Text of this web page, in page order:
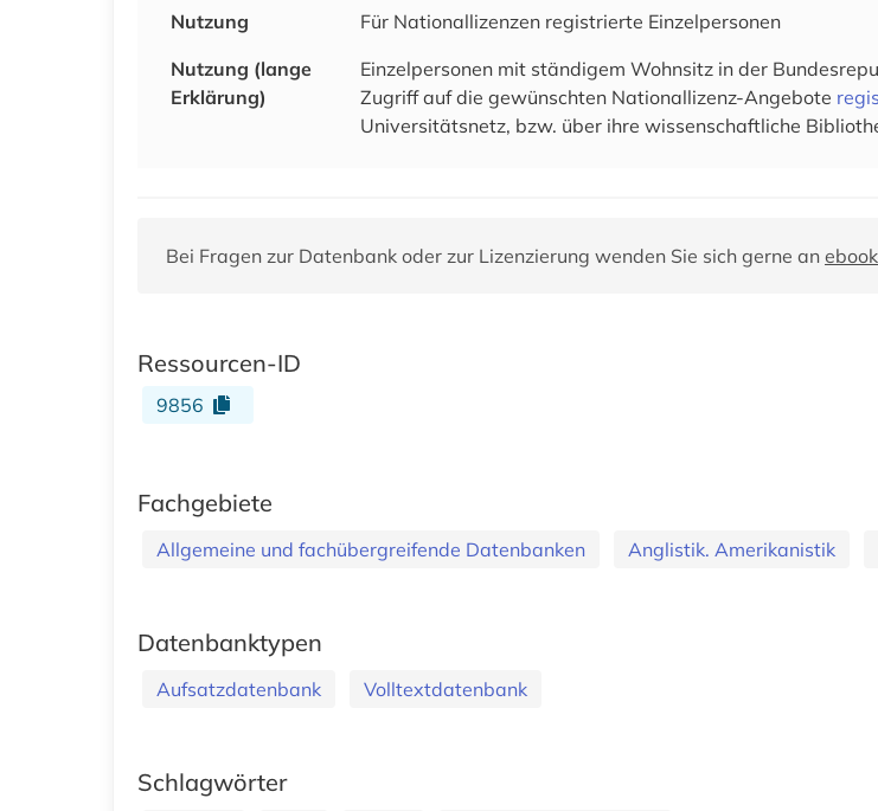
Nutzung
Für Nationallizenzen registrierte Einzelpersonen
Nutzung (lange
Erklärung)
Einzelpersonen mit ständigem Wohnsitz in der
Zugriff auf die gewünschten Nationallizenz-Angebote
Universitätsnetz, bzw. über ihre wissenschaftliche
Bei Fragen zur Datenbank oder zur Lizenzierung wenden Sie sich gerne an
Ressourcen-ID
9856
Fachgebiete
Allgemeine und fachübergreifende Datenbanken Anglistik. Amerikanistik
Datenbanktypen
Aufsatzdatenbank Volltextdatenbank
Schlagwörter